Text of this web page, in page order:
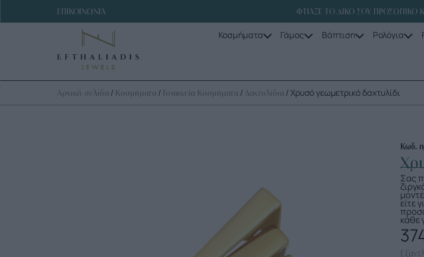
ΕΠΙΚΟΙΝΩΝΙΑ ΦΤΙΑΞΕ ΤΟ ΔΙΚΟ ΣΟΥ ΠΡΟΣΩΠΙΚΟ
Κοσμήματα Γάμος Βάπτιση Ρολόγια
Αρχική σελίδα / Κοσμήματα / Γυναικεία Κοσμήματα / Δαχτυλίδια / Χρυσό γεωμετρικό δαχτυλίδι
Κωδ.
Σας
είτε
κάθε